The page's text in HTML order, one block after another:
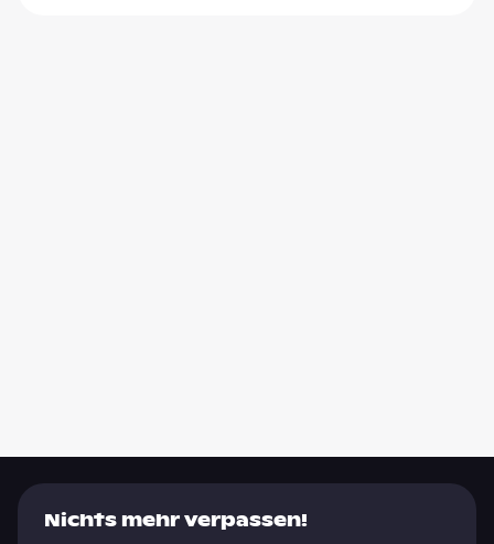
Nichts mehr verpassen!